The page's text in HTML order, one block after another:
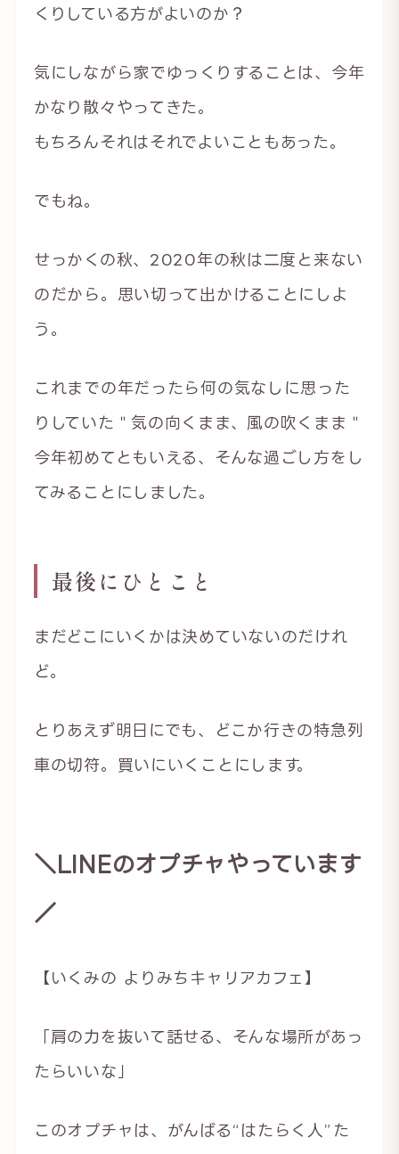
くりしている方がよいのか？
気にしながら家でゆっくりすることは、今年
かなり散々やってきた。
もちろんそれはそれでよいこともあった。
でもね。
せっかくの秋、2020年の秋は二度と来ない
のだから。思い切って出かけることにしよ
う。
これまでの年だったら何の気なしに思った
りしていた＂気の向くまま、風の吹くまま＂
今年初めてともいえる、そんな過ごし方をし
てみることにしました。
最後にひとこと
まだどこにいくかは決めていないのだけれ
ど。
とりあえず明日にでも、どこか行きの特急列
車の切符。買いにいくことにします。
＼LINEのオプチャやっています
／
【いくみの よりみちキャリアカフェ】
「肩の力を抜いて話せる、そんな場所があっ
たらいいな」
このオプチャは、がんばる“はたらく人”た